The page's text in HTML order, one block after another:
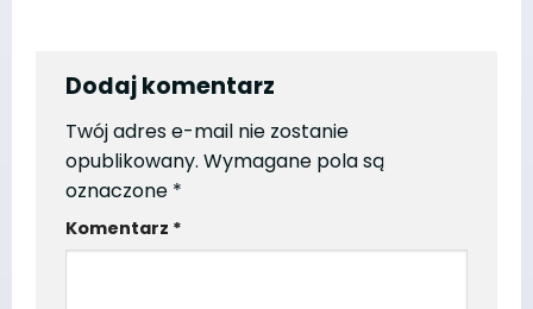
Dodaj komentarz
Twój adres e-mail nie zostanie
opublikowany. Wymagane pola są
oznaczone *
Komentarz *